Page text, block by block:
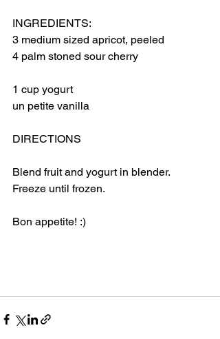
INGREDIENTS:
3 medium sized apricot, peeled
4 palm stoned sour cherry
1 cup yogurt
un petite vanilla
DIRECTIONS
Blend fruit and yogurt in blender.
Freeze until frozen.
Bon appetite! :)